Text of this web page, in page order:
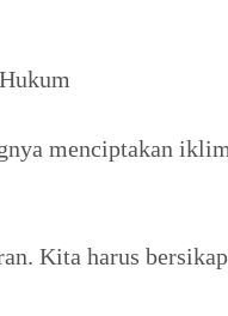
menciptakan
Kita harus